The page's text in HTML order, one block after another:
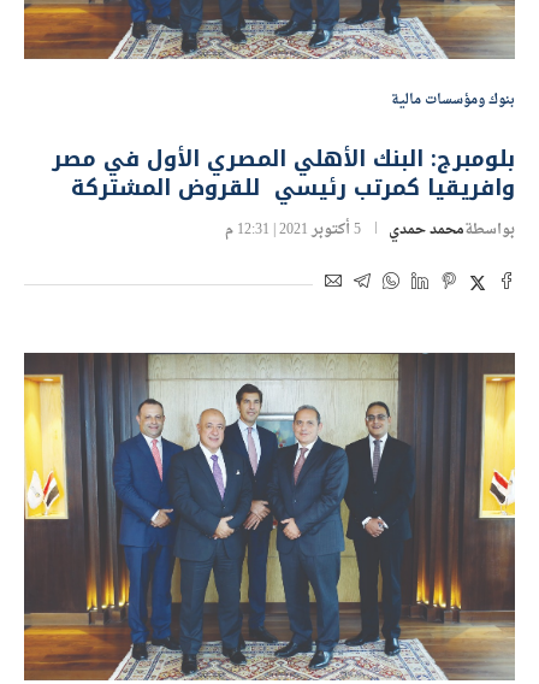
بنوك ومؤسسات مالية
بلومبرج: البنك الأهلي المصري الأول في مصر
وافريقيا كمرتب رئيسي للقروض المشتركة
بواسطةمحمد حمدي 5 أكتوبر 2021 | 12:31 م